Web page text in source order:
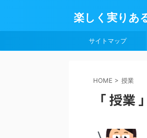
楽しく実りあ
サイトマップ
HOME > 授業
「 授業